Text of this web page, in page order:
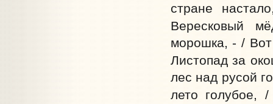
стране
Вересковый
морошка, - / Вот
Листопад за
лес над русой
лето голубое,